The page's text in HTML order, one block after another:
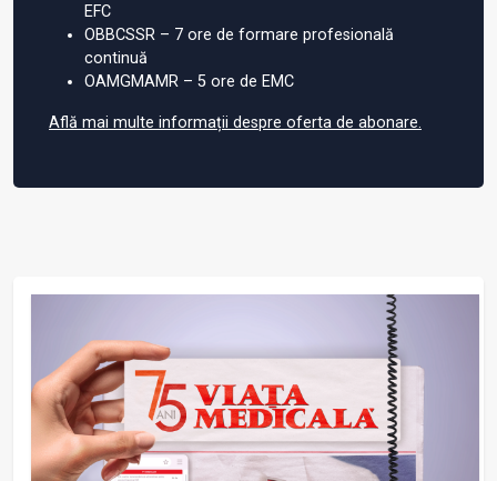
EFC
OBBCSSR – 7 ore de formare profesională
continuă
OAMGMAMR – 5 ore de EMC
Află mai multe informații despre oferta de abonare.